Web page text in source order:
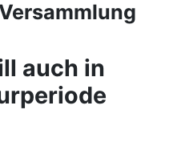
auch in